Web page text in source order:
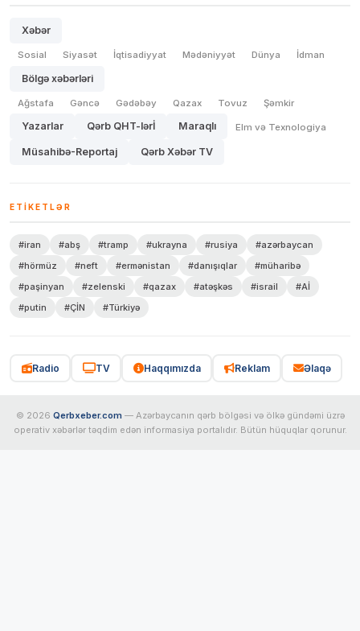
Xəbər
Sosial Siyasət İqtisadiyyat Mədəniyyət Dünya İdman
Bölgə xəbərləri
Ağstafa Gəncə Gədəbəy Qazax Tovuz Şəmkir
Yazarlar Qərb QHT-lərİ Maraqlı Elm və Texnologiya
Müsahibə-Reportaj Qərb Xəbər TV
ETIKETLƏR
#iran #abş #tramp #ukrayna #rusiya
#azərbaycan
#hörmüz
#neft #ermənistan #danışıqlar
#müharibə
#paşinyan
#zelenski #qazax #atəşkəs #israil
#Aİ
#putin
#ÇİN #Türkiyə
Radio TV Haqqımızda Reklam Əlaqə
© 2026 Qerbxeber.com — Azərbaycanın qərb bölgəsi və ölkə gündəmi üzrə
operativ xəbərlər təqdim edən informasiya portalıdır. Bütün hüquqlar qorunur.